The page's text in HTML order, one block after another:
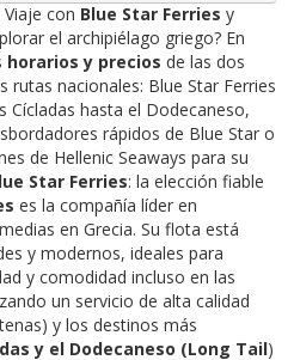
Viaje con Blue Star Ferries y
el archipiélago griego? En
horarios y precios de las dos
rutas nacionales: Blue Star Ferries
Cícladas hasta el Dodecaneso,
rápidos de Blue Star o
de Hellenic Seaways para su
Star Ferries: la elección fiable
es la compañía líder en
en Grecia. Su flota está
y modernos, ideales para
y comodidad incluso en las
un servicio de alta calidad
y los destinos más
y el Dodecaneso (Long Tail)